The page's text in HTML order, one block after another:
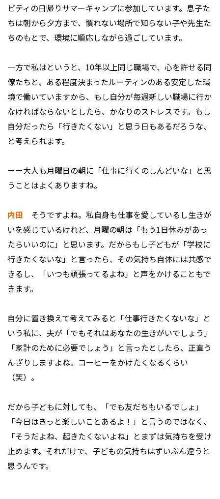
ビティの日帰りサマーキャンプに参加しています。息子た
ちは朝から夕方まで、慣れない場所で知らない子や先生た
ちのもとで、環境に順応しながら過ごしています。
一方で私はというと、10年以上同じ職場で、心を許せる同
僚たちと、ある程度決まったルーティンのある安定した環
境で働いていますから、もし自分が毎週新しい職場に行か
なければならないとしたら、かなりのストレスです。もし
自分だったら「行きたくない」と思う日もあるだろうな、
と考えられます。
ーー大人も月曜日の朝に「仕事に行くのしんどいな」と思
うことはよくありますね。
内田 そうですよね。私自身も仕事を愛しているし生きが
いを感じているけれど、月曜の朝は「もう1日休みがあっ
たらいいのに」と思います。だからもし子どもが「学校に
行きたくないな」と言ったら、その気持ち自体には共感で
きるし、「いつも頑張ってるよね」と声をかけることもで
きます。
自分に置き換えて考えてみると「仕事行きたくないな」と
いう私に、夫が「でもそれはあなたの生きがいでしょう」
「家計のために必要でしょう」と言ったとしたら、正直う
んざりしますよね。コーヒーをかけたくなるくらい
（笑）。
だから子どもに対しても、「でも友だちもいるでしょ」
「今日はきっと楽しいことあるよ！」と言うのではなく、
「そうだよね、起きたくないよね」とまずは気持ちを受け
止めます。それだけで、子どもの気持ちはずいぶん違うと
思うんです。